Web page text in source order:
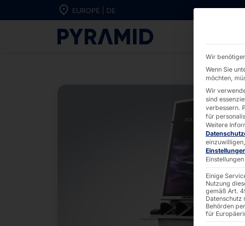
Direkt zum Inhalt wechseln
EUROPE | DE
POLYTOUCH®
Wir
Wenn Sie
möchten,
Wir
sind
verbessern.
für
Weitere
Einige
Nutzung
gemäß Art.
Datenschutz
Behörden
für